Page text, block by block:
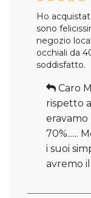
Ho
sono
negozio
occhiali da
soddisfatto.
Caro
rispetto
eravamo
70%......
i suoi
avremo